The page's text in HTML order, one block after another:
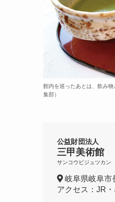
館内を巡ったあとは、飲み
集部）
公益財団法人
三甲美術館
サンコウビジュツカン
岐阜県岐阜市
アクセス：JR